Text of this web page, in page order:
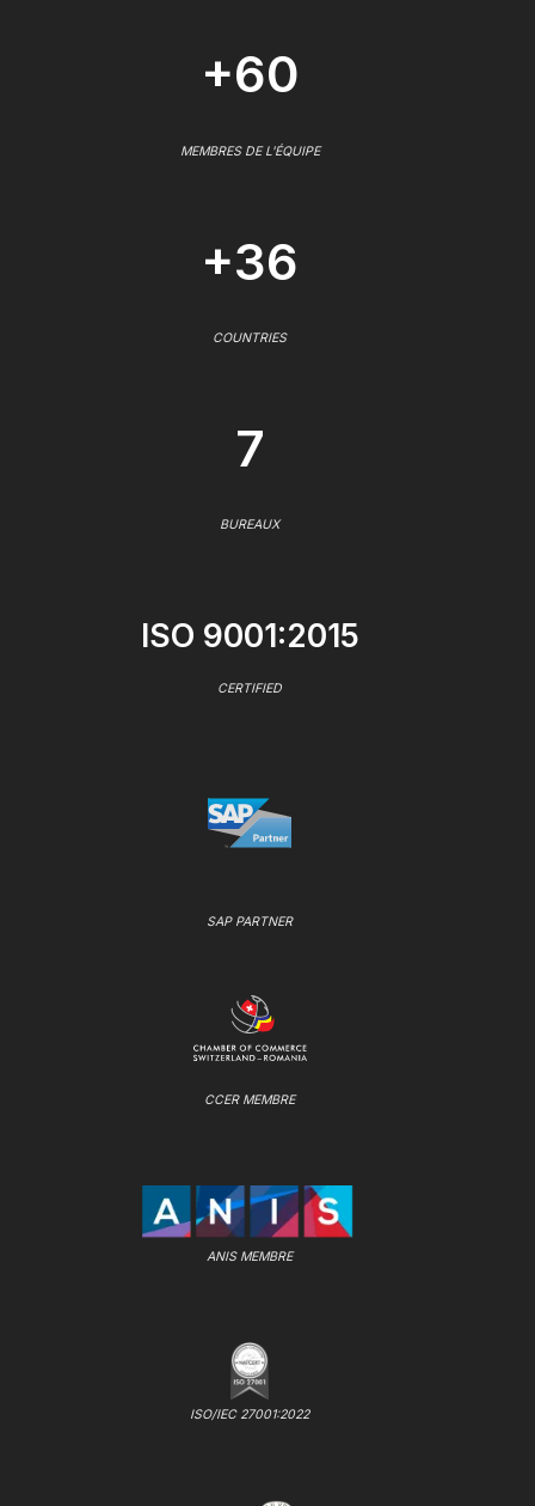
+60
MEMBRES DE L'ÉQUIPE
+36
COUNTRIES
7
BUREAUX
ISO 9001:2015
CERTIFIED
SAP PARTNER
CCER MEMBRE
ANIS MEMBRE
ISO/IEC 27001:2022